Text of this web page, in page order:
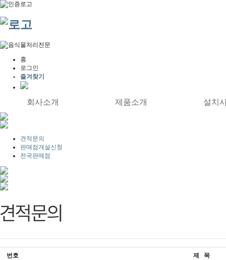
홈
로그인
즐겨찾기
회사소개 제품소개 설치
견적문의
판매점개설신청
전국판매점
번호 제 목